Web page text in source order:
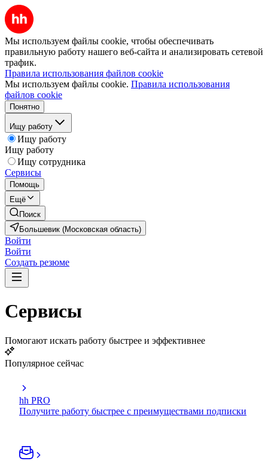
Мы используем файлы cookie, чтобы обеспечивать
правильную работу нашего веб-сайта и анализировать сетевой
трафик.
Правила использования файлов cookie
Мы используем файлы cookie. Правила использования
файлов cookie
Понятно
Ищу работу
Ищу работу
Ищу работу
Ищу сотрудника
Сервисы
Помощь
Ещё
Поиск
Большевик (Московская область)
Войти
Войти
Создать резюме
Сервисы
Помогают искать работу быстрее и эффективнее
Популярное сейчас
hh PRO
Получите работу быстрее с преимуществами подписки